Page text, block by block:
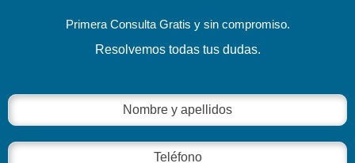
Primera Consulta Gratis y sin compromiso.
Resolvemos todas tus dudas.